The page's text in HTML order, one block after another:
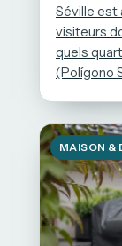
Séville est
visiteurs
quels
(Polígono
MAISON &